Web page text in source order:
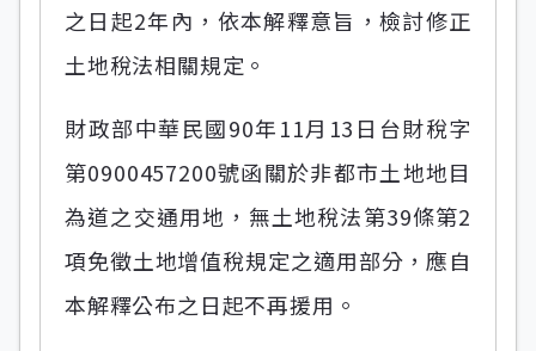
之日起2年內，依本解釋意旨，檢討修正
土地稅法相關規定。
財政部中華民國90年11月13日台財稅字
第0900457200號函關於非都市土地地目
為道之交通用地，無土地稅法第39條第2
項免徵土地增值稅規定之適用部分，應自
本解釋公布之日起不再援用。